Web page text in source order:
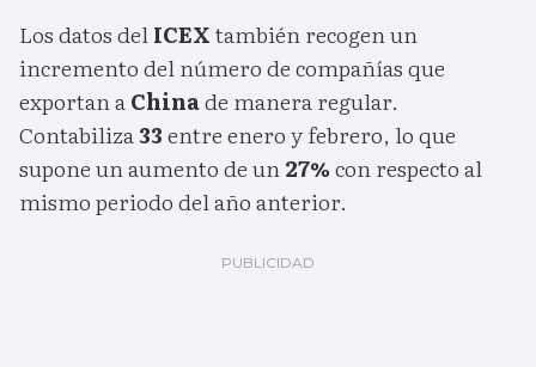
Los datos delICEXtambién recogen un
incremento del número de compañías que
exportan aChinade manera regular.
Contabiliza33entre enero y febrero, lo que
supone un aumento de un27%con respecto al
mismo periodo del año anterior.